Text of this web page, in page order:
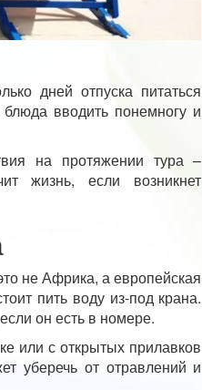
дней отпуска питаться
вводить понемногу и
на протяжении тура –
жизнь, если возникнет
не Африка, а европейская
пить воду из-под крана.
он есть в номере.
или с открытых прилавков
уберечь от отравлений и